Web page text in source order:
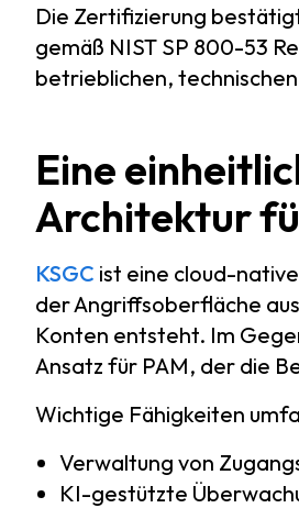
Die Zertifizierung
gemäß NIST SP 800-53
betrieblichen,
Eine
Architektur
KSGC ist eine cloud-
der Angriffsoberfläche
Konten entsteht. Im
Ansatz für PAM, der die
Wichtige Fähigkeiten
Verwaltung von
KI-gestützte